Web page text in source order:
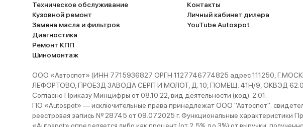
Техническое обслуживание
Кузовной ремонт
Замена масла и фильтров
Диагностика
Ремонт КПП
Шиномонтаж
Контакты
Личный кабинет дилера
YouTube Autospot
ООО «Автоспот» (ИНН 7715936827 ОРГН 1127746774825 адрес 111250,
ЛЕФОРТОВО, ПРОЕЗД ЗАВОДА СЕРП И МОЛОТ, Д. 10, ПОМЕЩ. 41Н/9, ОКВЭД 62.0)
Согласно Приказу Минцифры от 08.10.22, вид деятельности (код): 2.01.
ПО «Autospot» — исключительные права принадлежат ООО "Автоспот":
реестровая запись № 28745 от 09.07.2025 г. Функциональные характеристики